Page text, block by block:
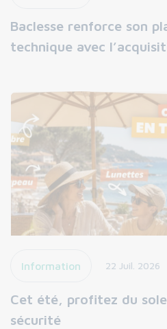
Baclesse renforce son
technique avec
Information 22 Juil. 2026
Cet été, profitez du
sécurité